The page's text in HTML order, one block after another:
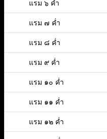
แรม ๖ ค่ำ
แรม ๗ ค่ำ
แรม ๘ ค่ำ
แรม ๙ ค่ำ
แรม ๑๐ ค่ำ
แรม ๑๑ ค่ำ
แรม ๑๒ ค่ำ